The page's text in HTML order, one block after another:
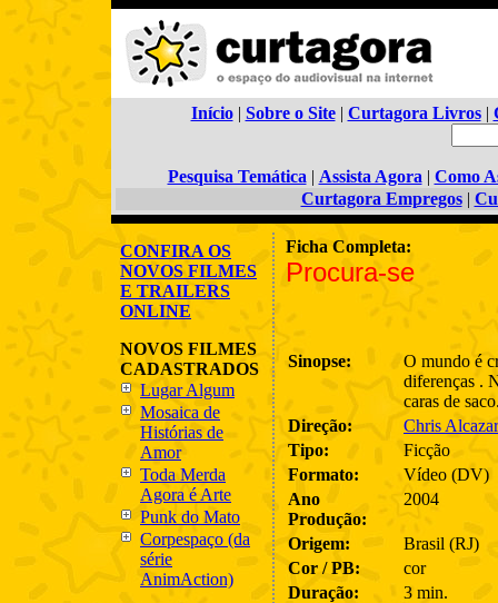
Início| Sobre o Site| Curtagora Livros|
Pesquisa Temática | Assista Agora | Como
Curtagora Empregos|
CONFIRA OS
NOVOS FILMES
E TRAILERS
ONLINE
NOVOS FILMES
CADASTRADOS
Lugar Algum
Mosaica de
Histórias de
Amor
Toda Merda
Agora é Arte
Punk do Mato
Corpespaço (da
série
AnimAction)
Ficha Completa:
Procura-se
Sinopse:
O mundo é
diferenças .
caras de
Direção:
Chris Alcazar
Tipo:
Ficção
Formato:
Vídeo (DV)
Ano
Produção:
2004
Origem:
Brasil (RJ)
Cor / PB:
cor
Duração:
3 min.